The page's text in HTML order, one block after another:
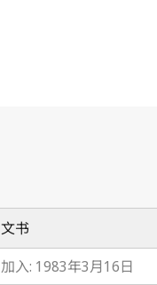
文书
加入: 1983年3月16日